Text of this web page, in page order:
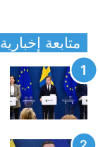
متابعة إخبارية